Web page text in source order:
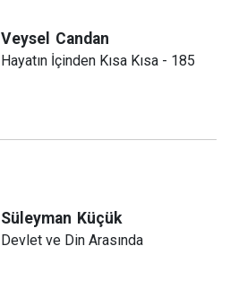
Veysel Candan
Hayatın İçinden Kısa Kısa - 185
Süleyman Küçük
Devlet ve Din Arasında